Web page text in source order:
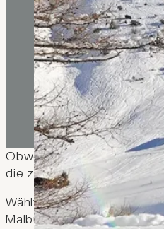
Obwohl das Fürstentum
die zentrale Lage optimal
Wählt man eine
Malbun und in kürzester